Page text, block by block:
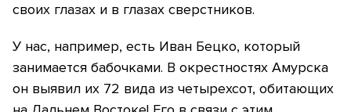
своих глазах и в глазах сверстников.
У нас, например, есть Иван Бецко, который
занимается бабочками. В окрестностях Амурска
он выявил их 72 вида из четырехсот, обитающих